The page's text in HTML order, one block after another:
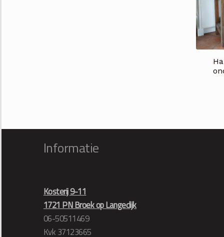
Informatie
Kosterij 9-11
1721 PN Broek op Langedijk
06-50511469
Kvk 37123665